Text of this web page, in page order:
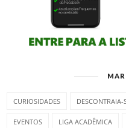
CURIOSIDADES DESCONTRAIA-
EVENTOS LIGA ACADÊMICA